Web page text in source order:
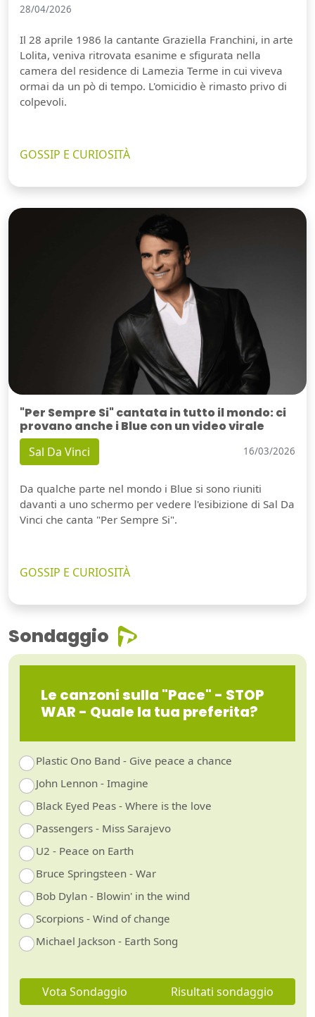
28/04/2026
Il 28 aprile 1986 la cantante Graziella Franchini, in arte
Lolita, veniva ritrovata esanime e sfigurata nella
camera del residence di Lamezia Terme in cui viveva
ormai da un pò di tempo. L'omicidio è rimasto privo di
colpevoli.
GOSSIP E CURIOSITÀ
"Per Sempre Si" cantata in tutto il mondo: ci
provano anche i Blue con un video virale
Sal Da Vinci 16/03/2026
Da qualche parte nel mondo i Blue si sono riuniti
davanti a uno schermo per vedere l'esibizione di Sal Da
Vinci che canta "Per Sempre Si".
GOSSIP E CURIOSITÀ
Sondaggio
Le canzoni sulla "Pace" - STOP
WAR - Quale la tua preferita?
Plastic Ono Band - Give peace a chance
John Lennon - Imagine
Black Eyed Peas - Where is the love
Passengers - Miss Sarajevo
U2 - Peace on Earth
Bruce Springsteen - War
Bob Dylan - Blowin' in the wind
Scorpions - Wind of change
Michael Jackson - Earth Song
Vota Sondaggio Risultati sondaggio